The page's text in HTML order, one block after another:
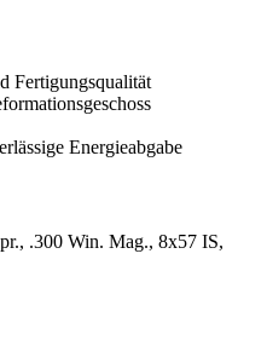
Fertigungsqualität
Energieabgabe
.300 Win. Mag., 8x57 IS,